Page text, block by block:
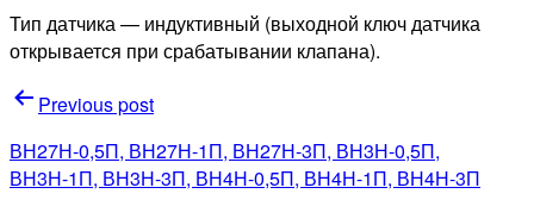
Тип датчика — индуктивный (выходной ключ датчика
открывается при срабатывании клапана).
Навигация
по
записям
Previous post
ВН27Н-0,5П, ВН27Н-1П, ВН27Н-3П, ВН3Н-0,5П,
ВН3Н-1П, ВН3Н-3П, ВН4Н-0,5П, ВН4Н-1П, ВН4Н-3П